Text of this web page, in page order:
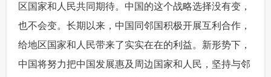
区国家和人民共同期待。中国的这个战略选择没有变，
也不会变。长期以来，中国同邻国积极开展互利合作，
给地区国家和人民带来了实实在在的利益。新形势下，
中国将努力把中国发展惠及周边国家和人民，坚持与邻